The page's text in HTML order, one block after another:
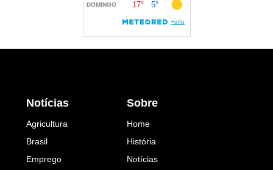
Notícias
Agricultura
Brasil
Emprego
Sobre
Home
História
Notícias